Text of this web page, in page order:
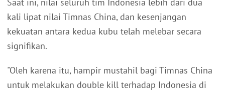
kali lipat nilai Timnas China, dan kesenjangan
kekuatan antara kedua kubu telah melebar secara
signifikan.
"Oleh karena itu, hampir mustahil bagi Timnas China
untuk melakukan double kill terhadap Indonesia di